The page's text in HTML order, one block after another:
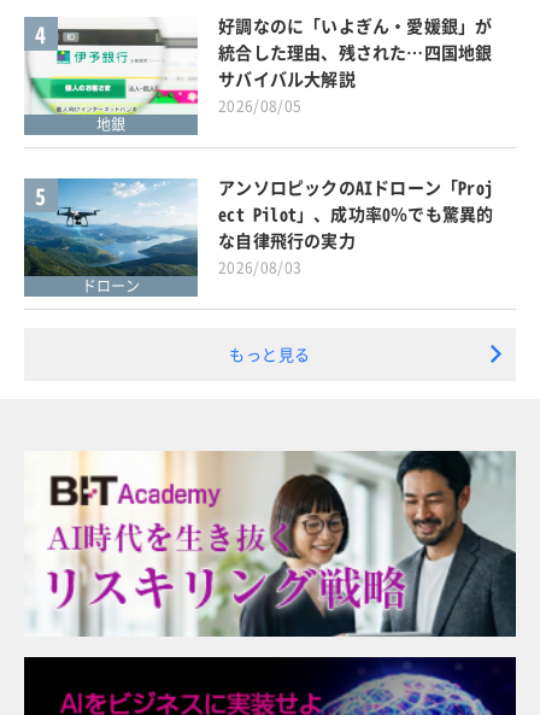
4
地銀
好調なのに「いよぎん・愛媛銀」が
統合した理由、残された…四国地銀
サバイバル大解説
2026/08/05
5
ドローン
アンソロピックのAIドローン「Proj
ect Pilot」、成功率0％でも驚異的
な自律飛行の実力
2026/08/03
もっと見る